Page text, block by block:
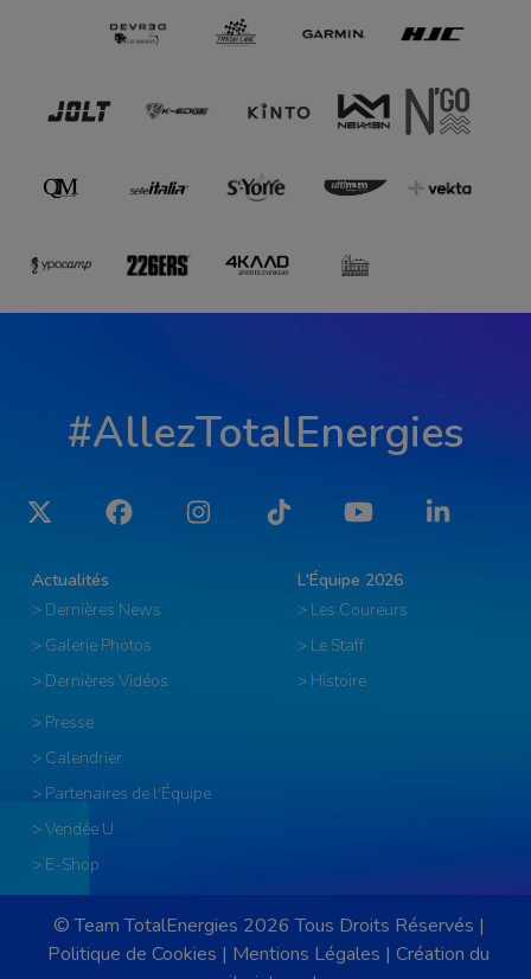
#AllezTotalEnergies
Twitter Facebook Instagram Tiktok YouTube LinkedIn
Actualités
> Dernières News
> Galerie Photos
> Dernières Vidéos
L'Équipe 2026
> Les Coureurs
> Le Staff
> Histoire
> Presse
> Calendrier
> Partenaires de l'Équipe
> Vendée U
> E-Shop
© Team TotalEnergies 2026 Tous Droits Réservés |
Politique de Cookies | Mentions Légales | Création du